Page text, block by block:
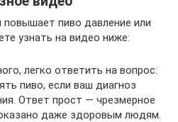
пиво давление или
узнать на видео ниже:
легко ответить на вопрос:
пиво, если ваш диагноз
Ответ прост — чрезмерное
даже здоровым людям.